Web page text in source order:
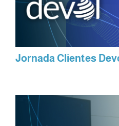
Jornada Clientes